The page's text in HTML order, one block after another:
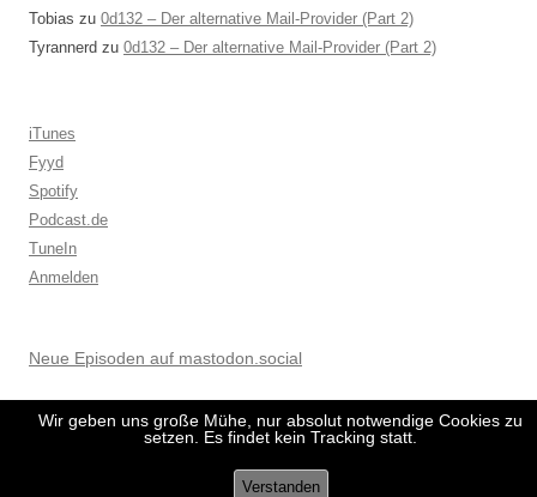
Tobias zu 0d132 – Der alternative Mail-Provider (Part 2)
Tyrannerd zu 0d132 – Der alternative Mail-Provider (Part 2)
iTunes
Fyyd
Spotify
Podcast.de
TuneIn
Anmelden
Neue Episoden auf mastodon.social
Wir geben uns große Mühe, nur absolut notwendige Cookies zu
setzen. Es findet kein Tracking statt.
Verstanden